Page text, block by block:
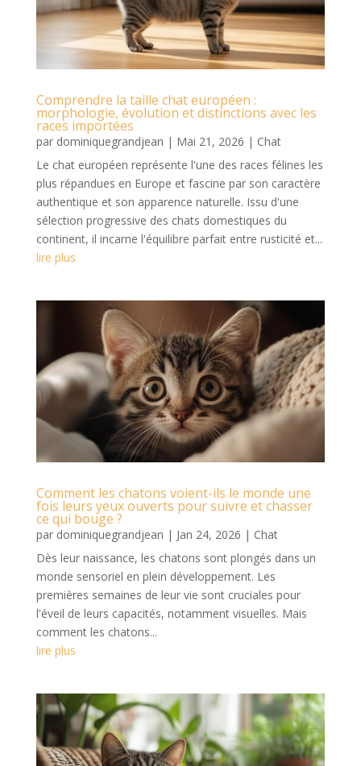
Comprendre la taille chat européen :
morphologie, évolution et distinctions avec les
races importées
par dominiquegrandjean | Mai 21, 2026 | Chat
Le chat européen représente l'une des races félines les
plus répandues en Europe et fascine par son caractère
authentique et son apparence naturelle. Issu d'une
sélection progressive des chats domestiques du
continent, il incarne l'équilibre parfait entre rusticité et...
lire plus
Comment les chatons voient-ils le monde une
fois leurs yeux ouverts pour suivre et chasser
ce qui bouge ?
par dominiquegrandjean | Jan 24, 2026 | Chat
Dès leur naissance, les chatons sont plongés dans un
monde sensoriel en plein développement. Les
premières semaines de leur vie sont cruciales pour
l'éveil de leurs capacités, notamment visuelles. Mais
comment les chatons...
lire plus